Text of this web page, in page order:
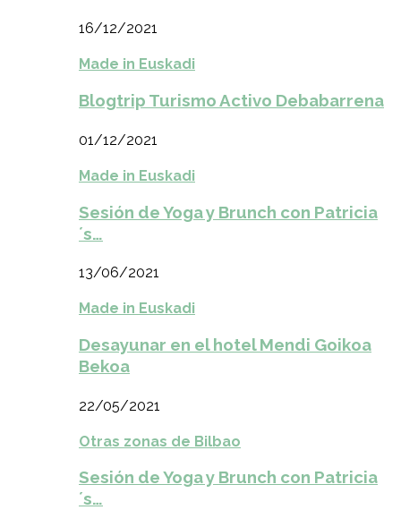
16/12/2021
Made in Euskadi
Blogtrip Turismo Activo Debabarrena
01/12/2021
Made in Euskadi
Sesión de Yoga y Brunch con Patricia
´s…
13/06/2021
Made in Euskadi
Desayunar en el hotel Mendi Goikoa
Bekoa
22/05/2021
Otras zonas de Bilbao
Sesión de Yoga y Brunch con Patricia
´s…